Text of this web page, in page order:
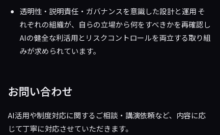
透明性・説明責任・ガバナンスを意識した設計と運用 そ
れぞれの組織が、自らの立場から何をすべきかを再確認し
AIの健全な利活用とリスクコントロールを両立する取り組
みが求められています。
お問い合わせ
AI活用や制度対応に関するご相談・講演依頼など、内容に応
じて丁寧に対応させていただきます。